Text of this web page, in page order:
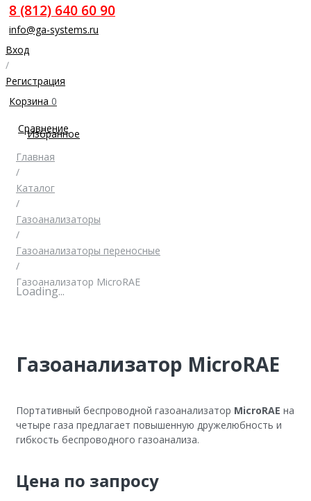
8 (812) 640 60 90
info@ga-systems.ru
Вход
/
Регистрация
Корзина 0
Сравнение
Избранное
Главная
/
Каталог
/
Газоанализаторы
/
Газоанализаторы переносные
/
Газоанализатор MicroRAE
Loading...
Газоанализатор MicroRAE
Портативный беспроводной газоанализатор MicroRAE на
четыре газа предлагает повышенную дружелюбность и
гибкость беспроводного газоанализа.
Цена по запросу